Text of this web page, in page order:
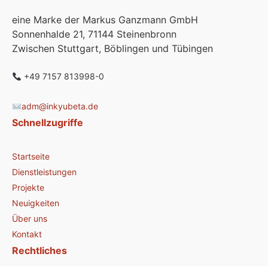
eine Marke der Markus Ganzmann GmbH
Sonnenhalde 21, 71144 Steinenbronn
Zwischen Stuttgart, Böblingen und Tübingen
+49 7157 813998-0
adm@inkyubeta.de
Schnellzugriffe
Startseite
Dienstleistungen
Projekte
Neuigkeiten
Über uns
Kontakt
Rechtliches